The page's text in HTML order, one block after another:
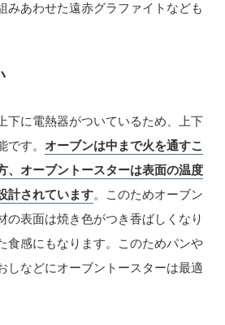
みあわせた遠赤グラファイトなども
下に電熱器がついているため、上下
す。 オーブンは中まで火を通すこ
、オーブントースターは表面の温度
計されています。このためオーブン
の表面は焼き色がつき香ばしくなり
食感にもなります。このためパンや
しなどにオーブントースターは最適